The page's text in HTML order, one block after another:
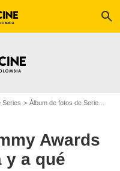
search
Series Álbum de fotos de Serie
Awards
y a qué